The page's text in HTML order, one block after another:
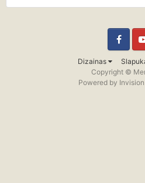
Dizainas
Facebook
Copyright ©
Powered by